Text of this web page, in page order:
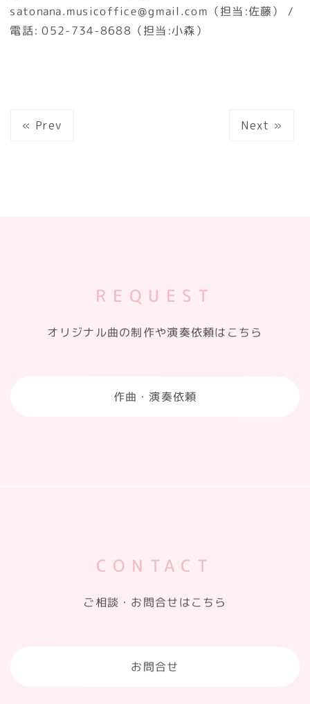
satonana.musicoffice@gmail.com（担当:佐藤） /
電話: 052-734-8688（担当:小森）
« Prev Next »
REQUEST
オリジナル曲の制作や演奏依頼はこちら
作曲・演奏依頼
CONTACT
ご相談・お問合せはこちら
お問合せ